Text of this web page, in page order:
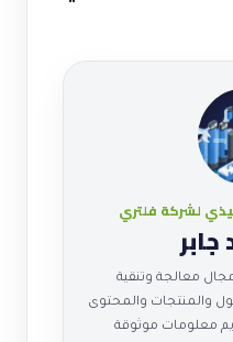
لشركة فلتري
19 عامًا في مجال معالجة وتنقية
والمنتجات والمحتوى
معلومات موثوقة